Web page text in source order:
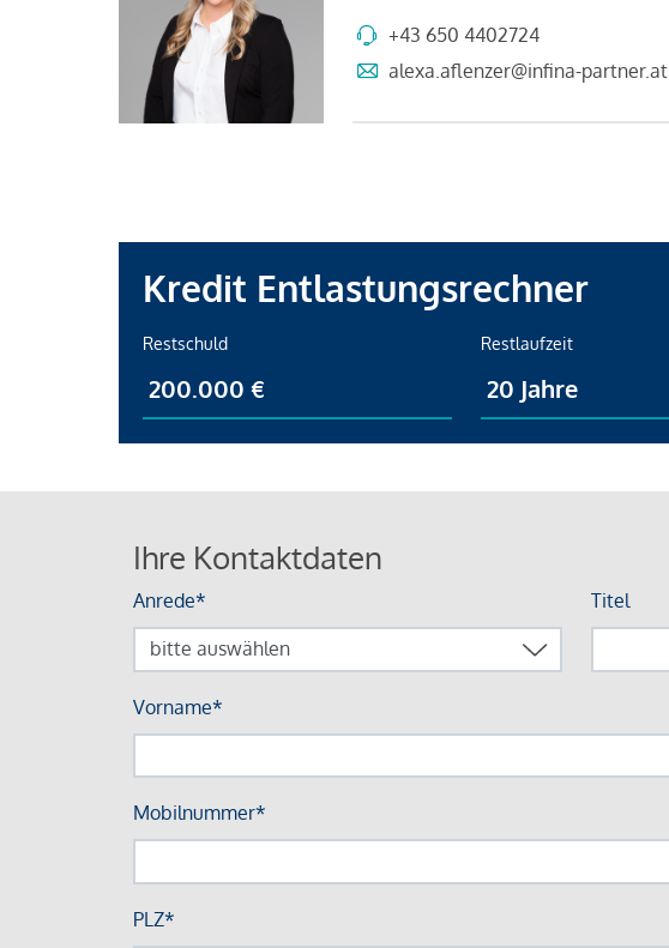
+43 650 4402724
alexa.aflenzer@infina-partner.at
Kredit Entlastungsrechner
Restschuld Restlaufzeit